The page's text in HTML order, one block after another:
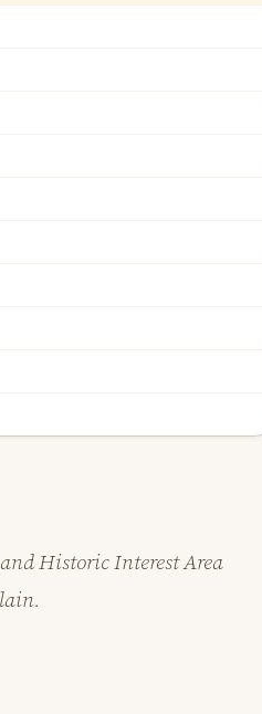
Historic Interest Area